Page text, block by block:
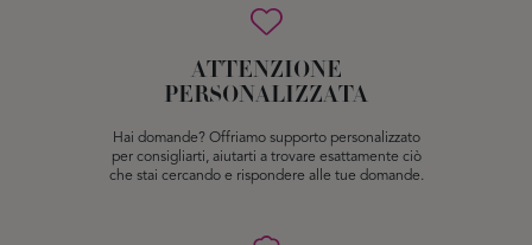
ATTENZIONE
PERSONALIZZATA
Hai domande? Offriamo supporto personalizzato
per consigliarti, aiutarti a trovare esattamente ciò
che stai cercando e rispondere alle tue domande.